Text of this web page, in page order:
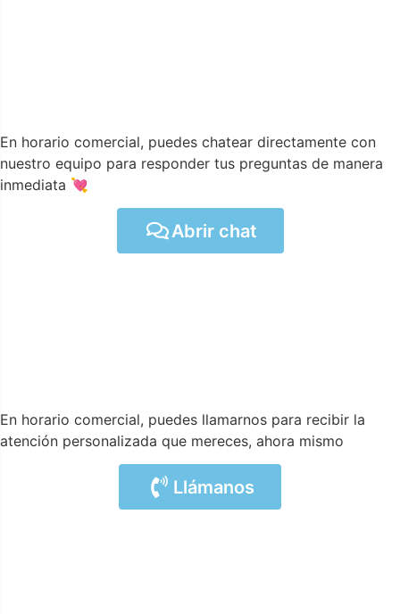
En horario comercial, puedes chatear directamente con
nuestro equipo para responder tus preguntas de manera
inmediata 💘
Abrir chat
En horario comercial, puedes llamarnos para recibir la
atención personalizada que mereces, ahora mismo
Llámanos